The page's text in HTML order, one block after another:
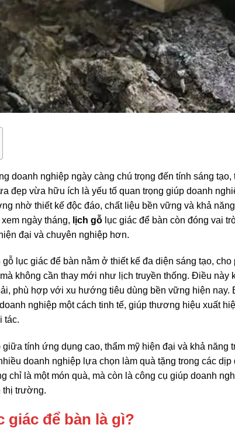
doanh nghiệp ngày càng chú trọng đến tính sáng
đẹp vừa hữu ích là yếu tố quan trọng giúp doanh
nhờ thiết kế độc đáo, chất liệu bền vững và khả
ngày tháng, lịch gỗ lục giác để bàn còn đóng vai
đại và chuyên nghiệp hơn.
lục giác để bàn nằm ở thiết kế đa diện sáng tạo,
không cần thay mới như lịch truyền thống. Điều này
phù hợp với xu hướng tiêu dùng bền vững hiện nay.
nghiệp một cách tinh tế, giúp thương hiệu xuất
tác.
tính ứng dụng cao, thẩm mỹ hiện đại và khả năng
doanh nghiệp lựa chọn làm quà tặng trong các
chỉ là một món quà, mà còn là công cụ giúp doanh
thị trường.
giác để bàn là gì?